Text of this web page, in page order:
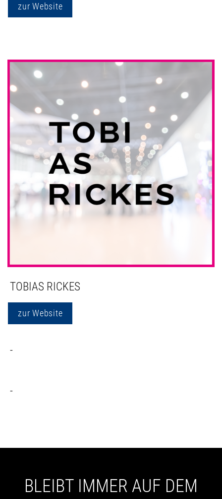
zur Website
TOBIAS RICKES
zur Website
-
-
BLEIBT IMMER AUF DEM